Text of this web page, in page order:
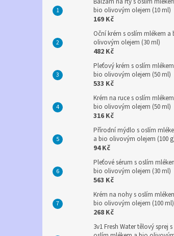
bio olivovým olejem (10 ml)
169 Kč
Oční krém s oslím mlékem a
olivovým olejem (30 ml)
482 Kč
Pleťový krém s oslím
bio olivovým olejem (50 ml)
533 Kč
Krém na ruce s oslím
bio olivovým olejem (50 ml)
316 Kč
Přírodní mýdlo s oslím
a bio olivovým olejem (100
94 Kč
Pleťové sérum s oslím
bio olivovým olejem (30 ml)
563 Kč
Krém na nohy s oslím
bio olivovým olejem (100 ml)
268 Kč
3v1 Fresh Water tělový sprej s